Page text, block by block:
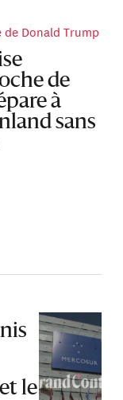
Donald Trump
de
à
sans
le